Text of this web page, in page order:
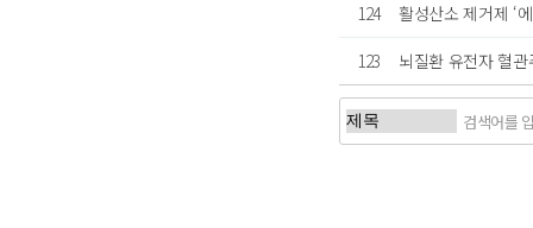
124
활성산소 제거제 ‘
123
뇌질환 유전자 혈